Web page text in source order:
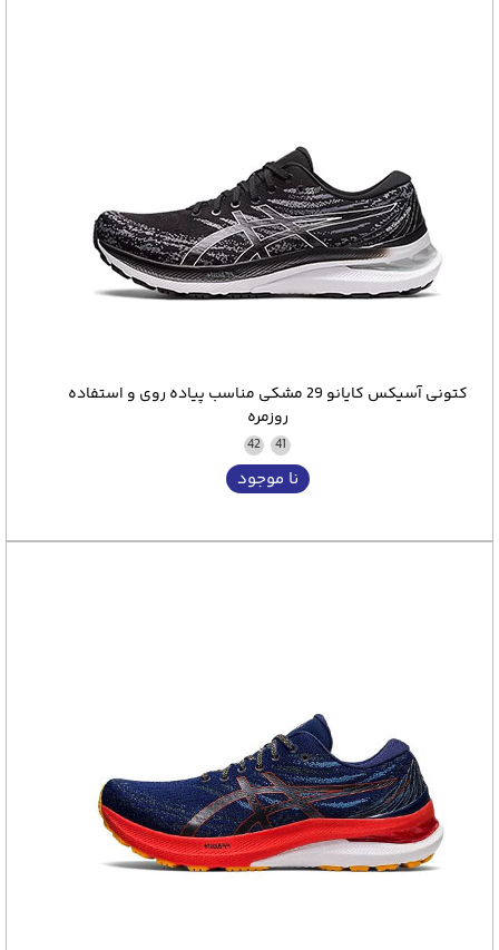
کتونی آسیکس کایانو 29 مشکی مناسب پیاده روی و استفاده
روزمره
41
42
نا موجود